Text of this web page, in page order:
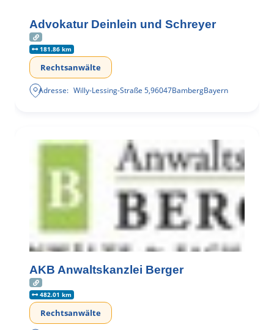
Advokatur Deinlein und Schreyer
181.86 km
Rechtsanwälte
Adresse: Willy-Lessing-Straße 5,96047BambergBayern
AKB Anwaltskanzlei Berger
482.01 km
Rechtsanwälte